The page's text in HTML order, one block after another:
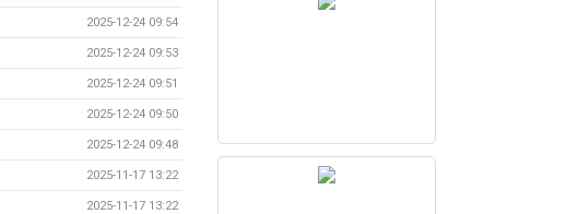
2025-12-24 09:54
2025-12-24 09:53
2025-12-24 09:51
2025-12-24 09:50
2025-12-24 09:48
2025-11-17 13:22
2025-11-17 13:22